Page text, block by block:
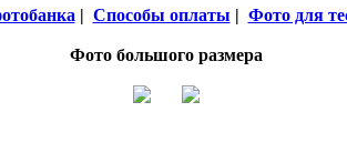
| Способы оплаты | Фото для
Фото большого размера